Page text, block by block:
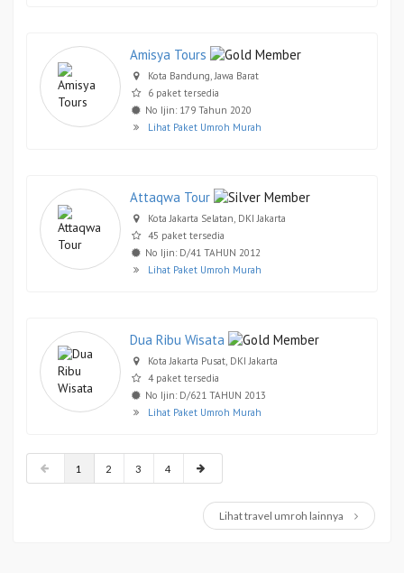
Amisya Tours
Kota Bandung, Jawa Barat
6 paket tersedia
No Ijin: 179 Tahun 2020
Lihat Paket Umroh Murah
Attaqwa Tour
Kota Jakarta Selatan, DKI Jakarta
45 paket tersedia
No Ijin: D/41 TAHUN 2012
Lihat Paket Umroh Murah
Dua Ribu Wisata
Kota Jakarta Pusat, DKI Jakarta
4 paket tersedia
No Ijin: D/621 TAHUN 2013
Lihat Paket Umroh Murah
1 2 3 4
Lihat travel umroh lainnya